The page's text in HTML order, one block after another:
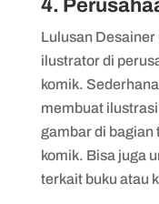
4.
Lulusan
ilustrator di
komik.
membuat
gambar di bagian
komik. Bisa juga
terkait buku atau